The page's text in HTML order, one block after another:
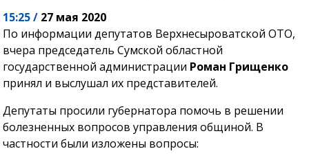
15:25 / 27 мая 2020
По информации депутатов Верхнесыроватской ОТО,
вчера председатель Сумской областной
государственной администрации Роман Грищенко
принял и выслушал их представителей.
Депутаты просили губернатора помочь в решении
болезненных вопросов управления общиной. В
частности были изложены вопросы: